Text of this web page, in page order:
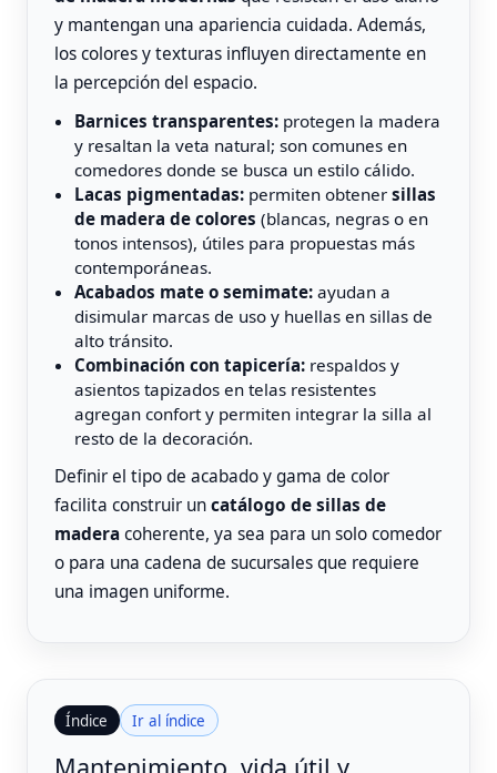
y mantengan una apariencia cuidada. Además,
los colores y texturas influyen directamente en
la percepción del espacio.
Barnices transparentes:protegen la madera
y resaltan la veta natural; son comunes en
comedores donde se busca un estilo cálido.
Lacas pigmentadas:permiten obtener sillas
de madera de colores (blancas, negras o en
tonos intensos), útiles para propuestas más
contemporáneas.
Acabados mate o semimate:ayudan a
disimular marcas de uso y huellas en sillas de
alto tránsito.
Combinación con tapicería:respaldos y
asientos tapizados en telas resistentes
agregan confort y permiten integrar la silla al
resto de la decoración.
Definir el tipo de acabado y gama de color
facilita construir uncatálogo de sillas de
maderacoherente, ya sea para un solo comedor
o para una cadena de sucursales que requiere
una imagen uniforme.
Índice Ir al índice